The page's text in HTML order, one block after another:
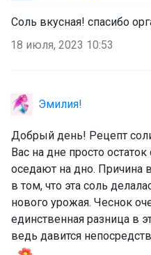
Соль вкусная! спасибо
18 июля, 2023 10:53
Эмилия!
Добрый день! Рецепт
Вас на дне просто
оседают на дно. Причина
в том, что эта соль
нового урожая. Чеснок
единственная разница в
ведь давится